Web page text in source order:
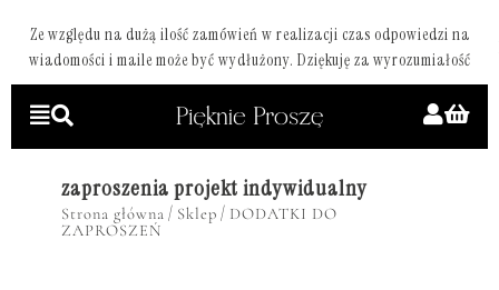
Ze względu na dużą ilość zamówień w realizacji czas odpowiedzi na
wiadomości i maile może być wydłużony. Dziękuję za wyrozumiałość
zaproszenia projekt indywidualny
Strona główna / Sklep / DODATKI DO
ZAPROSZEŃ